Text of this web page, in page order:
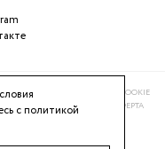
ИСПОЛЬЗОВАНИЕ COOKIE
СИСТЕМАПУБЛИЧНАЯ ОФЕРТА
сполитикой